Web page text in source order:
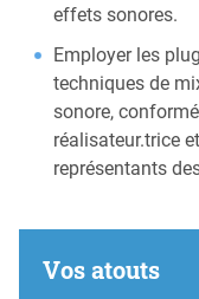
effets sonores.
Employer les
techniques de
sonore,
réalisateur.trice
représentants
Vos atouts